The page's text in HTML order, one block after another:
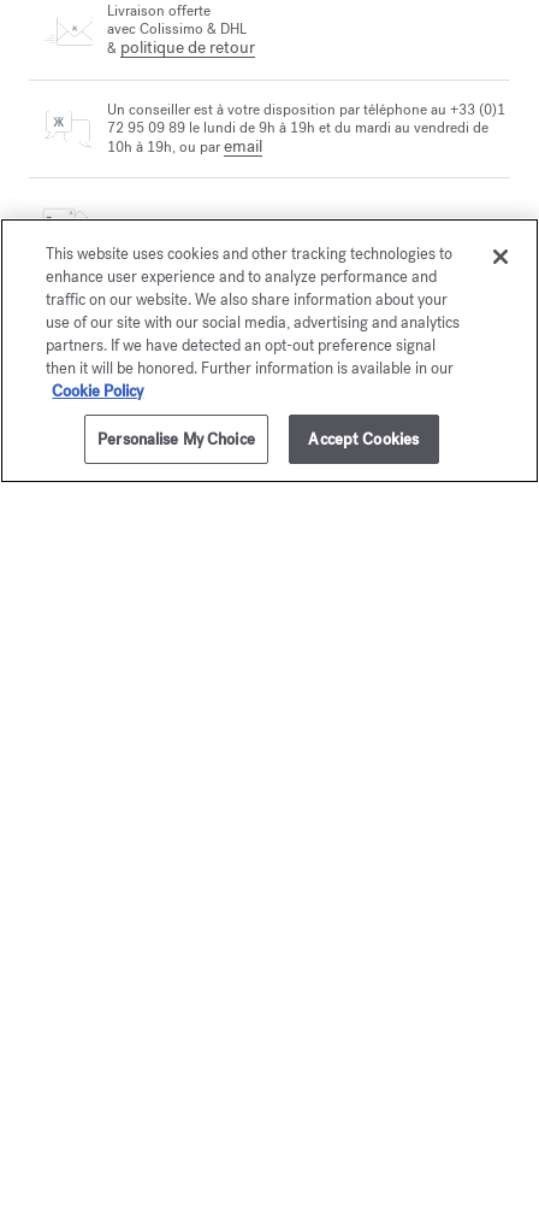
Livraison offerte
avec Colissimo & DHL
& politique de retour
Un conseiller est à votre disposition par téléphone au +33 (0)1
72 95 09 89 le lundi de 9h à 19h et du mardi au vendredi de
10h à 19h, ou paremail
Paiement sécurisé
La Maison vous offre
le choix entre deux écrins
En savoir plus
sous conditions
This website uses cookies and other tracking technologies to
enhance user experience and to analyze performance and
traffic on our website. We also share information about your
use of our site with our social media, advertising and analytics
partners. If we have detected an opt-out preference signal
then it will be honored. Further information is available in our
Cookie Policy
Personalise My Choice Accept Cookies